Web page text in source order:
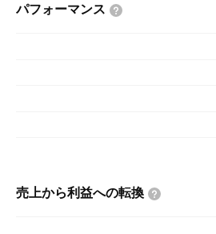
パフォーマンス
売上から利益への転換